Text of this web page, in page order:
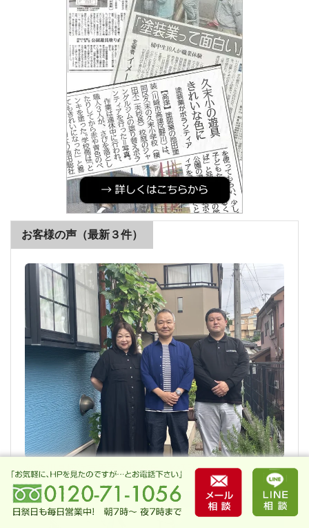
お客様の声（最新３件）
神奈川県横浜市青葉区梅が丘 K様邸